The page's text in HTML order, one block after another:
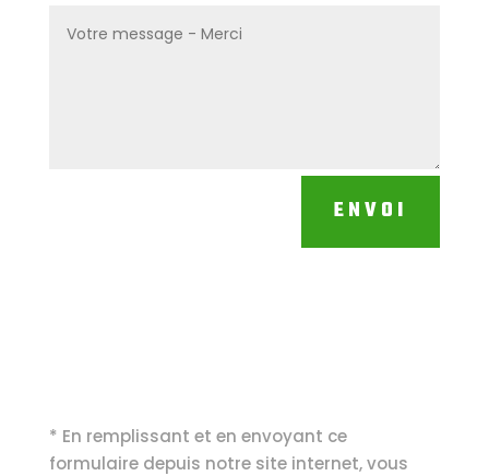
ENVOI
* En remplissant et en envoyant ce
formulaire depuis notre site internet, vous